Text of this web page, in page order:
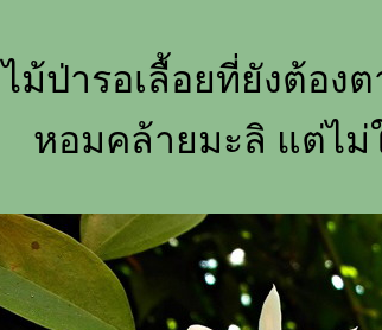
ไม้ป่ารอเลื้อยที่ยังต้อง
หอมคล้ายมะลิ แต่ไม่